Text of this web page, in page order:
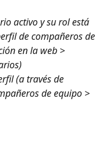
activo y su rol está
de compañeros de
en la web >
(a través de
de equipo >